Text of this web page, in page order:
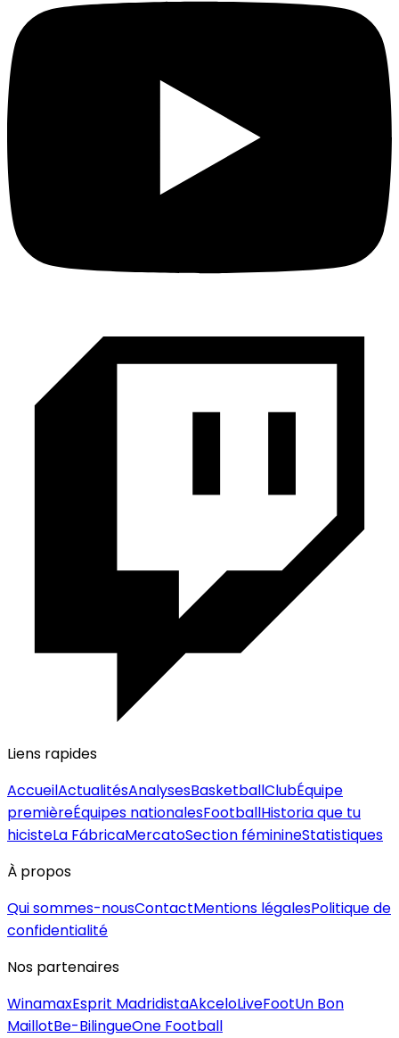
Liens rapides
AccueilActualitésAnalysesBasketballClubÉquipe
premièreÉquipes nationalesFootballHistoria que tu
hicisteLa FábricaMercatoSection féminineStatistiques
À propos
Qui sommes-nousContactMentions légalesPolitique de
confidentialité
Nos partenaires
WinamaxEsprit MadridistaAkceloLiveFootUn Bon
MaillotBe-BilingueOne Football